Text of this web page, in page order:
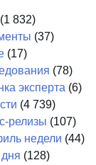
(1 832)
(37)
(17)
(78)
эксперта (6)
(4 739)
релизы (107)
недели (44)
(128)